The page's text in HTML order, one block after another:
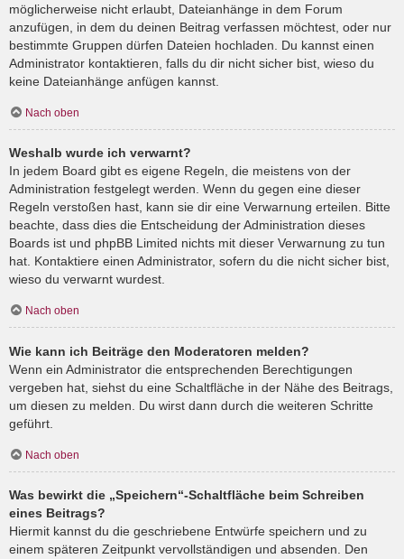
möglicherweise nicht erlaubt, Dateianhänge in dem Forum
anzufügen, in dem du deinen Beitrag verfassen möchtest, oder nur
bestimmte Gruppen dürfen Dateien hochladen. Du kannst einen
Administrator kontaktieren, falls du dir nicht sicher bist, wieso du
keine Dateianhänge anfügen kannst.
Nach oben
Weshalb wurde ich verwarnt?
In jedem Board gibt es eigene Regeln, die meistens von der
Administration festgelegt werden. Wenn du gegen eine dieser
Regeln verstoßen hast, kann sie dir eine Verwarnung erteilen. Bitte
beachte, dass dies die Entscheidung der Administration dieses
Boards ist und phpBB Limited nichts mit dieser Verwarnung zu tun
hat. Kontaktiere einen Administrator, sofern du die nicht sicher bist,
wieso du verwarnt wurdest.
Nach oben
Wie kann ich Beiträge den Moderatoren melden?
Wenn ein Administrator die entsprechenden Berechtigungen
vergeben hat, siehst du eine Schaltfläche in der Nähe des Beitrags,
um diesen zu melden. Du wirst dann durch die weiteren Schritte
geführt.
Nach oben
Was bewirkt die „Speichern“-Schaltfläche beim Schreiben
eines Beitrags?
Hiermit kannst du die geschriebene Entwürfe speichern und zu
einem späteren Zeitpunkt vervollständigen und absenden. Den